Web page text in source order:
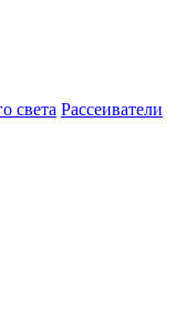
Рассеиватели